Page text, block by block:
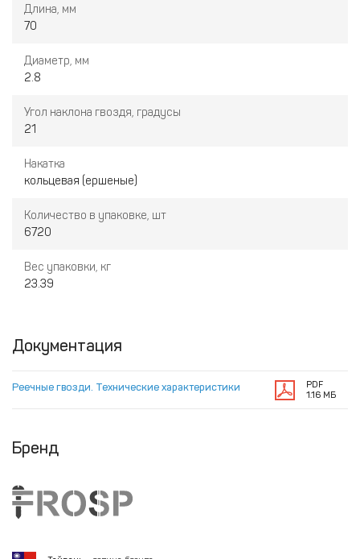
Длина, мм
70
Диаметр, мм
2.8
Угол наклона гвоздя, градусы
21
Накатка
кольцевая (ершеные)
Количество в упаковке, шт
6720
Вес упаковки, кг
23.39
Документация
Реечные гвозди. Технические характеристики
PDF
1.16 МБ
Бренд